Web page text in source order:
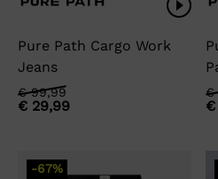
Pure Path Cargo Work
Jeans
€99,99
Oorspronkelijke
prijs
€ 29,99
Huidige
prijs
€
€
-67%